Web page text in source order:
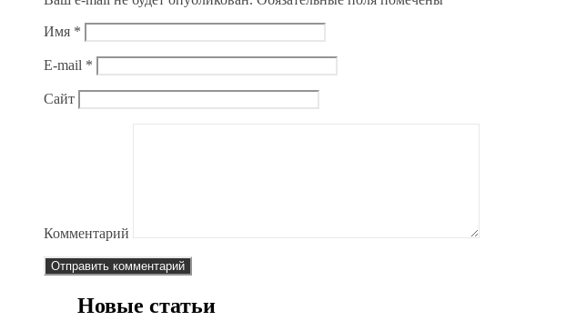
Имя *
E-mail *
Сайт
Комментарий
Новые статьи